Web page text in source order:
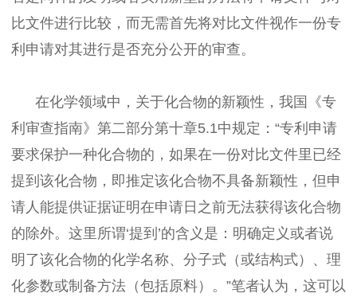
比文件进行比较，而无需首先将对比文件视作一份专
利申请对其进行是否充分公开的审查。
在化学领域中，关于化合物的新颖性，我国《专
利审查指南》第二部分第十章5.1中规定：“专利申请
要求保护一种化合物的，如果在一份对比文件里已经
提到该化合物，即推定该化合物不具备新颖性，但申
请人能提供证据证明在申请日之前无法获得该化合物
的除外。这里所谓‘提到’的含义是：明确定义或者说
明了该化合物的化学名称、分子式（或结构式）、理
化参数或制备方法（包括原料）。”笔者认为，这可以